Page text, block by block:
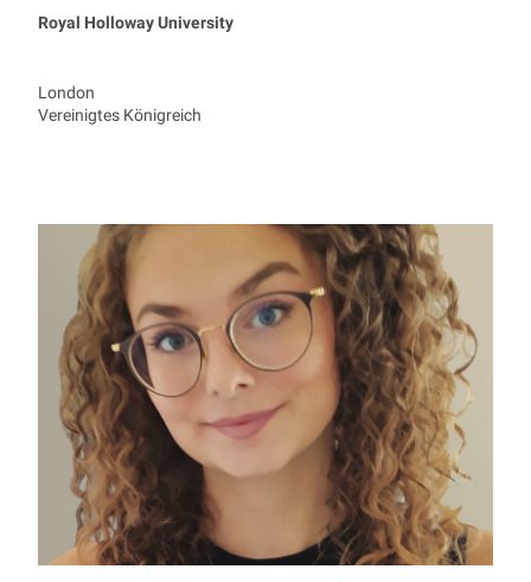
Royal Holloway University
London
Vereinigtes Königreich